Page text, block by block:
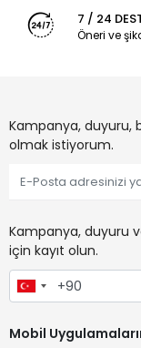
7 / 24
Öneri ve
Kampanya, duyuru,
olmak istiyorum.
Kampanya, duyuru
için kayıt olun.
Mobil